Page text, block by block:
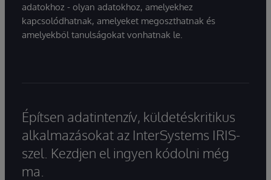
adatokhoz - olyan adatokhoz, amelyekhez
kapcsolódhatnak, amelyeket megoszthatnak és
amelyekből tanulságokat vonhatnak le.
Építsen adatintenzív, küldetéskritikus
alkalmazásokat az InterSystems IRIS-
szel. Kezdjen el ingyen kódolni még
ma.